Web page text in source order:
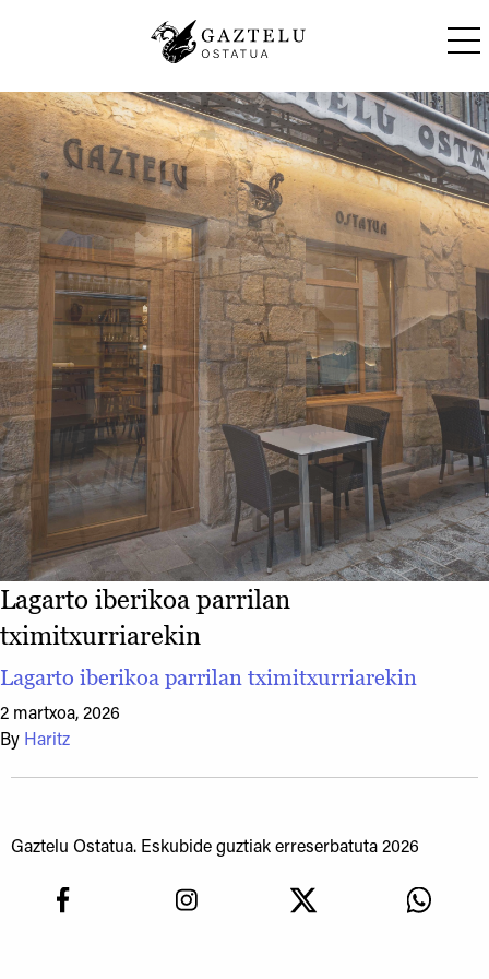
Lagarto iberikoa parrilan
tximitxurriarekin
Lagarto iberikoa parrilan tximitxurriarekin
2 martxoa, 2026
By Haritz
Gaztelu Ostatua. Eskubide guztiak erreserbatuta 2026